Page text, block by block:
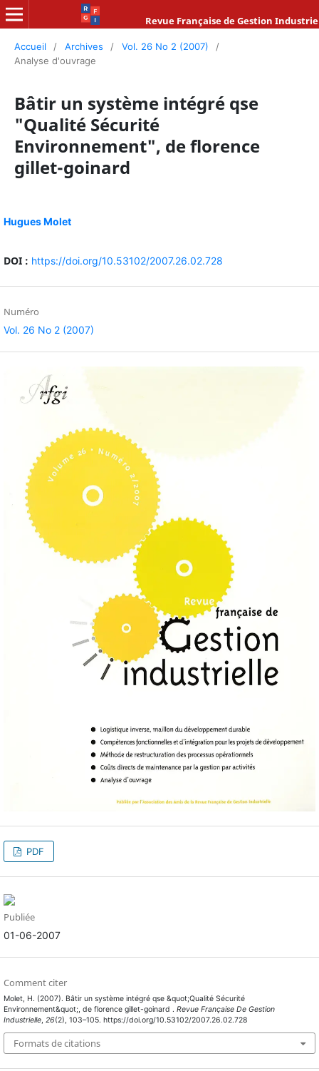
Revue Française de Gestion
Accueil / Archives / Vol. 26 No 2 (2007)
/
Analyse d'ouvrage
Bâtir un système intégré qse
"Qualité Sécurité
Environnement", de florence
gillet-goinard
Hugues Molet
DOI : https://doi.org/10.53102/2007.26.02.728
Numéro
Vol. 26 No 2 (2007)
PDF
Publiée
01-06-2007
Comment citer
Molet, H. (2007). Bâtir un système intégré qse &quot;Qualité Sécurité
Environnement&quot;, de florence gillet-goinard . Revue Française De Gestion
Industrielle, 26(2), 103–105. https://doi.org/10.53102/2007.26.02.728
Formats de citations